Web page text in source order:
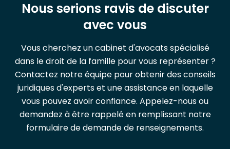
Nous serions ravis de discuter
avec vous
Vous cherchez un cabinet d'avocats spécialisé
dans le droit de la famille pour vous représenter ?
Contactez notre équipe pour obtenir des conseils
juridiques d'experts et une assistance en laquelle
vous pouvez avoir confiance. Appelez-nous ou
demandez à être rappelé en remplissant notre
formulaire de demande de renseignements.